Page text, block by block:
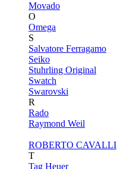
Movado
O
Omega
S
Salvatore Ferragamo
Seiko
Stuhrling Original
Swatch
Swarovski
R
Rado
Raymond Weil
ROBERTO CAVALLI
T
Tag Heuer